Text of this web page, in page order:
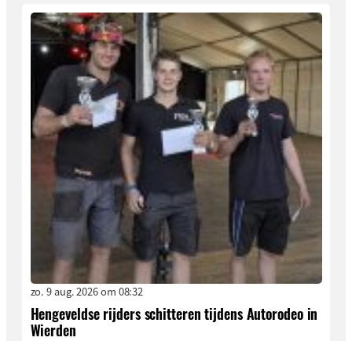
zo. 9 aug. 2026 om 08:32
Hengeveldse rijders schitteren tijdens Autorodeo in
Wierden